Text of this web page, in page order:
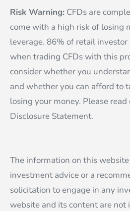
Risk Warning: CFDs are
come with a high risk of losing
leverage. 86% of retail
when trading CFDs with this
consider whether you
and whether you can afford to
losing your money. Please
Disclosure Statement.
The information on this
investment advice or a
solicitation to engage in any
website and its content are